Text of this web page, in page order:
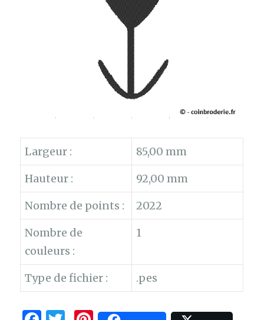
Largeur :
85,00 mm
Hauteur :
92,00 mm
Nombre de points :
2022
Nombre de
couleurs :
1
Type de fichier : .pes